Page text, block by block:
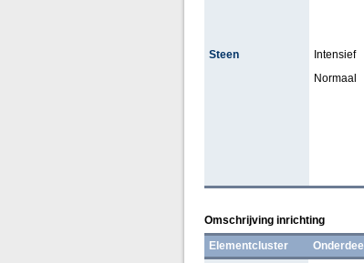
Steen Intensief
Normaal
Omschrijving inrichting
Elementcluster
Onderdeel